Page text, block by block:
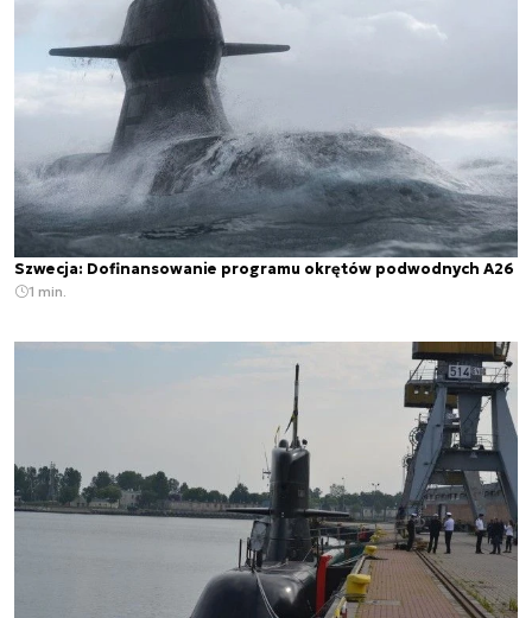
Szwecja: Dofinansowanie programu okrętów podwodnych A26
1 min.